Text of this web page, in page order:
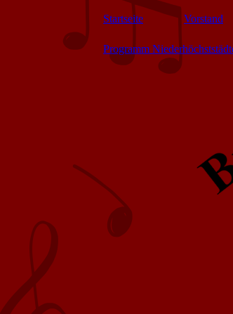
Startseite Vorstand
Programm